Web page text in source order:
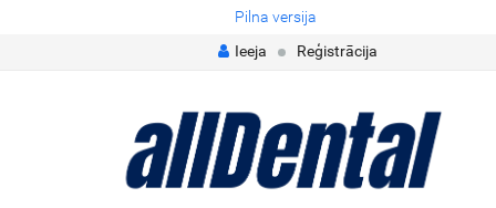
Pilna versija
Ieeja
Reģistrācija